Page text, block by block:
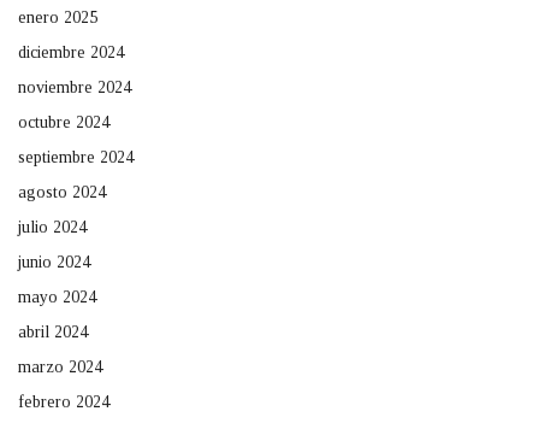
enero 2025
diciembre 2024
noviembre 2024
octubre 2024
septiembre 2024
agosto 2024
julio 2024
junio 2024
mayo 2024
abril 2024
marzo 2024
febrero 2024